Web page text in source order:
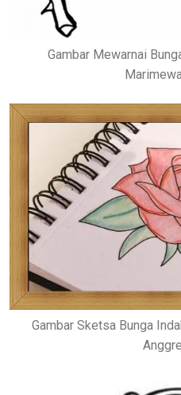
Gambar Mewarnai
Gambar Sketsa Bunga